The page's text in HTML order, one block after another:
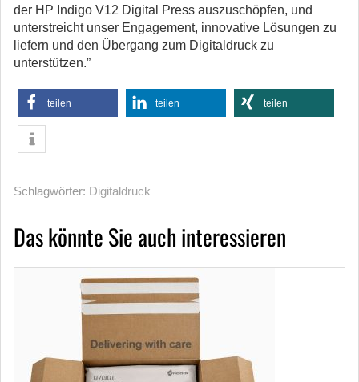
der HP Indigo V12 Digital Press auszuschöpfen, und
unterstreicht unser Engagement, innovative Lösungen zu
liefern und den Übergang zum Digitaldruck zu
unterstützen.”
teilen teilen teilen
Schlagwörter: Digitaldruck
Das könnte Sie auch interessieren